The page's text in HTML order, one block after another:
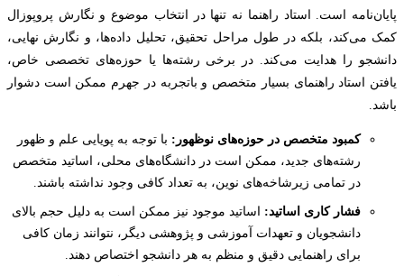
است. استاد راهنما نه تنها در انتخاب موضوع و نگارش پروپوزال
بلکه در طول مراحل تحقیق، تحلیل داده‌ها، و نگارش نهایی،
را هدایت می‌کند. در برخی رشته‌ها یا حوزه‌های تخصصی خاص،
استاد راهنمای بسیار متخصص و باتجربه در جهرم ممکن است دشوار
کمبود متخصص در حوزه‌های نوظهور:با توجه به پویایی علم و ظهور
رشته‌های جدید، ممکن است در دانشگاه‌های محلی، اساتید متخصص
در تمامی زیرشاخه‌های نوین، به تعداد کافی وجود نداشته باشند.
فشار کاری اساتید:اساتید موجود نیز ممکن است به دلیل حجم بالای
دانشجویان و تعهدات آموزشی و پژوهشی دیگر، نتوانند زمان کافی
برای راهنمایی دقیق و منظم به هر دانشجو اختصاص دهند.